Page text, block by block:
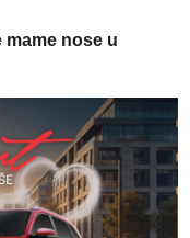
nose u